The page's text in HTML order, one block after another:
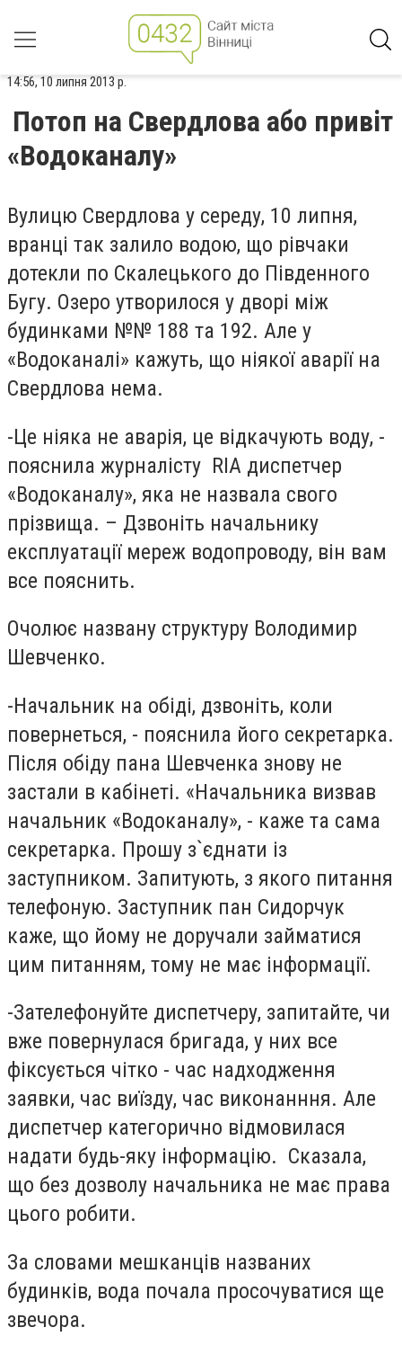
14:56, 10 липня 2013 р.
Потоп на Свердлова або привіт
«Водоканалу»
Вулицю Свердлова у середу, 10 липня,
вранці так залило водою, що рівчаки
дотекли по Скалецького до Південного
Бугу. Озеро утворилося у дворі між
будинками №№ 188 та 192. Але у
«Водоканалі» кажуть, що ніякої аварії на
Свердлова нема.
-Це ніяка не аварія, це відкачують воду, -
пояснила журналісту RIA диспетчер
«Водоканалу», яка не назвала свого
прізвища. – Дзвоніть начальнику
експлуатації мереж водопроводу, він вам
все пояснить.
Очолює названу структуру Володимир
Шевченко.
-Начальник на обіді, дзвоніть, коли
повернеться, - пояснила його секретарка.
Після обіду пана Шевченка знову не
застали в кабінеті. «Начальника визвав
начальник «Водоканалу», - каже та сама
секретарка. Прошу з`єднати із
заступником. Запитують, з якого питання
телефоную. Заступник пан Сидорчук
каже, що йому не доручали займатися
цим питанням, тому не має інформації.
-Зателефонуйте диспетчеру, запитайте, чи
вже повернулася бригада, у них все
фіксується чітко - час надходження
заявки, час виїзду, час виконанння. Але
диспетчер категорично відмовилася
надати будь-яку інформацію. Сказала,
що без дозволу начальника не має права
цього робити.
За словами мешканців названих
будинків, вода почала просочуватися ще
звечора.